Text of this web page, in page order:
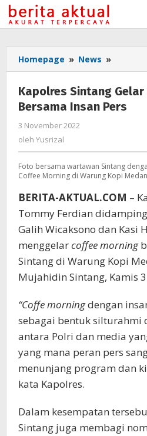
Lewati
ke
konten
Homepage » News »
Sintang
Gelar
Coffee
Morning
Kapolres Sintang
Bersama Insan Pers
3 November 2022
oleh Yusrizal
Foto bersama wartawan Sintang
Coffee Morning di Warung Kopi
BERITA-AKTUAL.COM –
Tommy Ferdian
Galih Wicaksono dan Kasi
menggelarcoffee morning
Sintang di Warung Kopi
Mujahidin Sintang, Kamis
“Coffe morningdengan
sebagai bentuk silturahmi
antara Polri dan media
yang mana peran pers
menunjang program dan
kata Kapolres.
Dalam kesempatan
Sintang juga membagi